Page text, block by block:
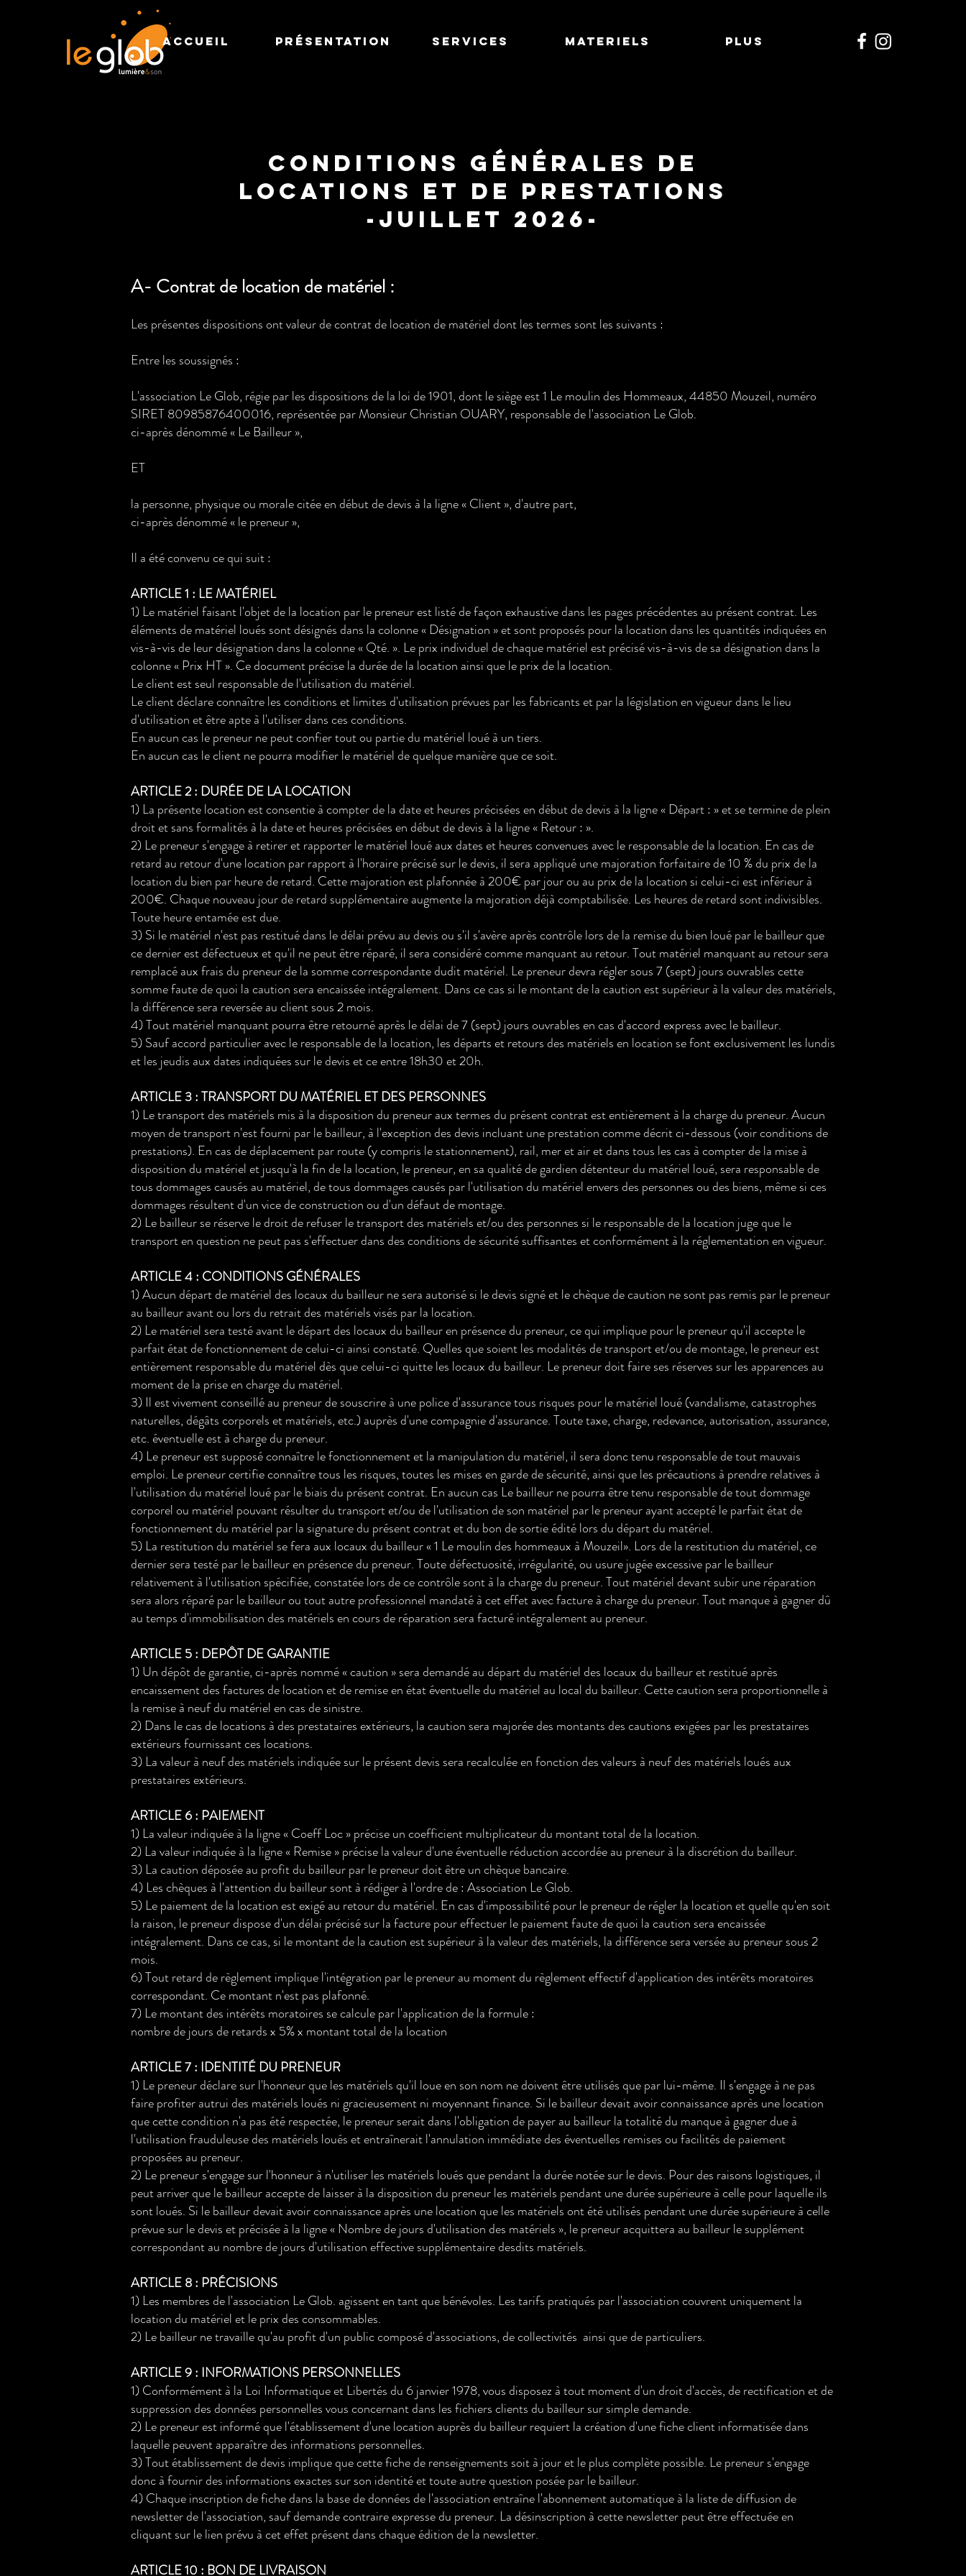
ACCUEIL Présentation Services MATERIELS Plus
Conditions générales de
locations et de prestations
-Juillet 2026-
A- Contrat de location de matériel :
Les présentes dispositions ont valeur de contrat de location de matériel dont les termes sont les suivants :
Entre les soussignés :
L'association Le Glob, régie par les dispositions de la loi de 1901, dont le siège est 1 Le moulin des Hommeaux, 44850 Mouzeil, numéro
SIRET 80985876400016, représentée par Monsieur Christian OUARY, responsable de l'association Le Glob.
ci-après dénommé « Le Bailleur »,
ET
la personne, physique ou morale citée en début de devis à la ligne « Client », d'autre part,
ci-après dénommé « le preneur »,
Il a été convenu ce qui suit :
ARTICLE 1 : LE MATÉRIEL
1) Le matériel faisant l'objet de la location par le preneur est listé de façon exhaustive dans les pages précédentes au présent contrat. Les
éléments de matériel loués sont désignés dans la colonne « Désignation » et sont proposés pour la location dans les quantités indiquées en
vis-à-vis de leur désignation dans la colonne « Qté. ». Le prix individuel de chaque matériel est précisé vis-à-vis de sa désignation dans la
colonne « Prix HT ». Ce document précise la durée de la location ainsi que le prix de la location.
Le client est seul responsable de l'utilisation du matériel.
Le client déclare connaître les conditions et limites d'utilisation prévues par les fabricants et par la législation en vigueur dans le lieu
d'utilisation et être apte à l'utiliser dans ces conditions.
En aucun cas le preneur ne peut confier tout ou partie du matériel loué à un tiers.
En aucun cas le client ne pourra modifier le matériel de quelque manière que ce soit.
ARTICLE 2 : DURÉE DE LA LOCATION
1) La présente location est consentie à compter de la date et heures précisées en début de devis à la ligne « Départ : » et se termine de plein
droit et sans formalités à la date et heures précisées en début de devis à la ligne « Retour : ».
2) Le preneur s'engage à retirer et rapporter le matériel loué aux dates et heures convenues avec le responsable de la location. En cas de
retard au retour d'une location par rapport à l'horaire précisé sur le devis, il sera appliqué une majoration forfaitaire de 10 % du prix de la
location du bien par heure de retard. Cette majoration est plafonnée à 200€ par jour ou au prix de la location si celui-ci est inférieur à
200€. Chaque nouveau jour de retard supplémentaire augmente la majoration déjà comptabilisée. Les heures de retard sont indivisibles.
Toute heure entamée est due.
3) Si le matériel n'est pas restitué dans le délai prévu au devis ou s'il s'avère après contrôle lors de la remise du bien loué par le bailleur que
ce dernier est défectueux et qu'il ne peut être réparé, il sera considéré comme manquant au retour. Tout matériel manquant au retour sera
remplacé aux frais du preneur de la somme correspondante dudit matériel. Le preneur devra régler sous 7 (sept) jours ouvrables cette
somme faute de quoi la caution sera encaissée intégralement. Dans ce cas si le montant de la caution est supérieur à la valeur des matériels,
la différence sera reversée au client sous 2 mois.
4) Tout matériel manquant pourra être retourné après le délai de 7 (sept) jours ouvrables en cas d'accord express avec le bailleur.
5) Sauf accord particulier avec le responsable de la location, les départs et retours des matériels en location se font exclusivement les lundis
et les jeudis aux dates indiquées sur le devis et ce entre 18h30 et 20h.
ARTICLE 3 : TRANSPORT DU MATÉRIEL ET DES PERSONNES
1) Le transport des matériels mis à la disposition du preneur aux termes du présent contrat est entièrement à la charge du preneur. Aucun
moyen de transport n'est fourni par le bailleur, à l'exception des devis incluant une prestation comme décrit ci-dessous (voir conditions de
prestations). En cas de déplacement par route (y compris le stationnement), rail, mer et air et dans tous les cas à compter de la mise à
disposition du matériel et jusqu'à la fin de la location, le preneur, en sa qualité de gardien détenteur du matériel loué, sera responsable de
tous dommages causés au matériel, de tous dommages causés par l'utilisation du matériel envers des personnes ou des biens, même si ces
dommages résultent d'un vice de construction ou d'un défaut de montage.
2) Le bailleur se réserve le droit de refuser le transport des matériels et/ou des personnes si le responsable de la location juge que le
transport en question ne peut pas s'effectuer dans des conditions de sécurité suffisantes et conformément à la réglementation en vigueur.
ARTICLE 4 : CONDITIONS GÉNÉRALES
1) Aucun départ de matériel des locaux du bailleur ne sera autorisé si le devis signé et le chèque de caution ne sont pas remis par le preneur
au bailleur avant ou lors du retrait des matériels visés par la location.
2) Le matériel sera testé avant le départ des locaux du bailleur en présence du preneur, ce qui implique pour le preneur qu'il accepte le
parfait état de fonctionnement de celui-ci ainsi constaté. Quelles que soient les modalités de transport et/ou de montage, le preneur est
entièrement responsable du matériel dès que celui-ci quitte les locaux du bailleur. Le preneur doit faire ses réserves sur les apparences au
moment de la prise en charge du matériel.
3) Il est vivement conseillé au preneur de souscrire à une police d'assurance tous risques pour le matériel loué (vandalisme, catastrophes
naturelles, dégâts corporels et matériels, etc.) auprès d'une compagnie d'assurance. Toute taxe, charge, redevance, autorisation, assurance,
etc. éventuelle est à charge du preneur.
4) Le preneur est supposé connaître le fonctionnement et la manipulation du matériel, il sera donc tenu responsable de tout mauvais
emploi. Le preneur certifie connaître tous les risques, toutes les mises en garde de sécurité, ainsi que les précautions à prendre relatives à
l'utilisation du matériel loué par le biais du présent contrat. En aucun cas Le bailleur ne pourra être tenu responsable de tout dommage
corporel ou matériel pouvant résulter du transport et/ou de l'utilisation de son matériel par le preneur ayant accepté le parfait état de
fonctionnement du matériel par la signature du présent contrat et du bon de sortie édité lors du départ du matériel.
5) La restitution du matériel se fera aux locaux du bailleur « 1 Le moulin des hommeaux à Mouzeil». Lors de la restitution du matériel, ce
dernier sera testé par le bailleur en présence du preneur. Toute défectuosité, irrégularité, ou usure jugée excessive par le bailleur
relativement à l'utilisation spécifiée, constatée lors de ce contrôle sont à la charge du preneur. Tout matériel devant subir une réparation
sera alors réparé par le bailleur ou tout autre professionnel mandaté à cet effet avec facture à charge du preneur. Tout manque à gagner dû
au temps d'immobilisation des matériels en cours de réparation sera facturé intégralement au preneur.
ARTICLE 5 : DEPÔT DE GARANTIE
1) Un dépôt de garantie, ci-après nommé « caution » sera demandé au départ du matériel des locaux du bailleur et restitué après
encaissement des factures de location et de remise en état éventuelle du matériel au local du bailleur. Cette caution sera proportionnelle à
la remise à neuf du matériel en cas de sinistre.
2) Dans le cas de locations à des prestataires extérieurs, la caution sera majorée des montants des cautions exigées par les prestataires
extérieurs fournissant ces locations.
3) La valeur à neuf des matériels indiquée sur le présent devis sera recalculée en fonction des valeurs à neuf des matériels loués aux
prestataires extérieurs.
ARTICLE 6 : PAIEMENT
1) La valeur indiquée à la ligne « Coeff Loc » précise un coefficient multiplicateur du montant total de la location.
2) La valeur indiquée à la ligne « Remise » précise la valeur d'une éventuelle réduction accordée au preneur à la discrétion du bailleur.
3) La caution déposée au profit du bailleur par le preneur doit être un chèque bancaire.
4) Les chèques à l'attention du bailleur sont à rédiger à l'ordre de : Association Le Glob.
5) Le paiement de la location est exigé au retour du matériel. En cas d'impossibilité pour le preneur de régler la location et quelle qu'en soit
la raison, le preneur dispose d'un délai précisé sur la facture pour effectuer le paiement faute de quoi la caution sera encaissée
intégralement. Dans ce cas, si le montant de la caution est supérieur à la valeur des matériels, la différence sera versée au preneur sous 2
mois.
6) Tout retard de règlement implique l'intégration par le preneur au moment du règlement effectif d'application des intérêts moratoires
correspondant. Ce montant n'est pas plafonné.
7) Le montant des intérêts moratoires se calcule par l'application de la formule :
nombre de jours de retards x 5% x montant total de la location
ARTICLE 7 : IDENTITÉ DU PRENEUR
1) Le preneur déclare sur l'honneur que les matériels qu'il loue en son nom ne doivent être utilisés que par lui-même. Il s'engage à ne pas
faire profiter autrui des matériels loués ni gracieusement ni moyennant finance. Si le bailleur devait avoir connaissance après une location
que cette condition n'a pas été respectée, le preneur serait dans l'obligation de payer au bailleur la totalité du manque à gagner due à
l'utilisation frauduleuse des matériels loués et entraînerait l'annulation immédiate des éventuelles remises ou facilités de paiement
proposées au preneur.
2) Le preneur s'engage sur l'honneur à n'utiliser les matériels loués que pendant la durée notée sur le devis. Pour des raisons logistiques, il
peut arriver que le bailleur accepte de laisser à la disposition du preneur les matériels pendant une durée supérieure à celle pour laquelle ils
sont loués. Si le bailleur devait avoir connaissance après une location que les matériels ont été utilisés pendant une durée supérieure à celle
prévue sur le devis et précisée à la ligne « Nombre de jours d'utilisation des matériels », le preneur acquittera au bailleur le supplément
correspondant au nombre de jours d'utilisation effective supplémentaire desdits matériels.
ARTICLE 8 : PRÉCISIONS
1) Les membres de l'association Le Glob. agissent en tant que bénévoles. Les tarifs pratiqués par l'association couvrent uniquement la
location du matériel et le prix des consommables.
2) Le bailleur ne travaille qu'au profit d'un public composé d'associations, de collectivités ainsi que de particuliers.
ARTICLE 9 : INFORMATIONS PERSONNELLES
1) Conformément à la Loi Informatique et Libertés du 6 janvier 1978, vous disposez à tout moment d'un droit d'accès, de rectification et de
suppression des données personnelles vous concernant dans les fichiers clients du bailleur sur simple demande.
2) Le preneur est informé que l'établissement d'une location auprès du bailleur requiert la création d'une fiche client informatisée dans
laquelle peuvent apparaître des informations personnelles.
3) Tout établissement de devis implique que cette fiche de renseignements soit à jour et le plus complète possible. Le preneur s'engage
donc à fournir des informations exactes sur son identité et toute autre question posée par le bailleur.
4) Chaque inscription de fiche dans la base de données de l'association entraîne l'abonnement automatique à la liste de diffusion de
newsletter de l'association, sauf demande contraire expresse du preneur. La désinscription à cette newsletter peut être effectuée en
cliquant sur le lien prévu à cet effet présent dans chaque édition de la newsletter.
ARTICLE 10 : BON DE LIVRAISON